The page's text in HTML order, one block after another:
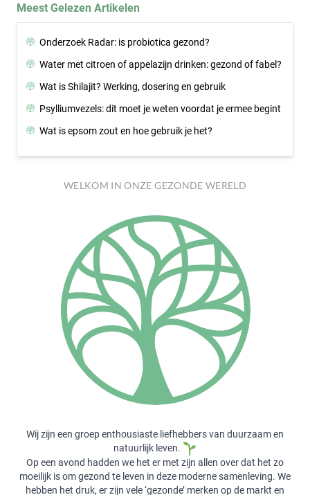
Meest Gelezen Artikelen
Onderzoek Radar: is probiotica gezond?
Water met citroen of appelazijn drinken: gezond of fabel?
Wat is Shilajit? Werking, dosering en gebruik
Psylliumvezels: dit moet je weten voordat je ermee begint
Wat is epsom zout en hoe gebruik je het?
WELKOM IN ONZE GEZONDE WERELD
Wij zijn een groep enthousiaste liefhebbers van duurzaam en
natuurlijk leven.
Op een avond hadden we het er met zijn allen over dat het zo
moeilijk is om gezond te leven in deze moderne samenleving. We
hebben het druk, er zijn vele ‘gezonde’ merken op de markt en